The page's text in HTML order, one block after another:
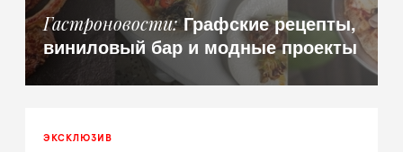
Гастроновости Графские рецепты,
виниловый бар и модные проекты
ЭКСКЛЮЗИВ